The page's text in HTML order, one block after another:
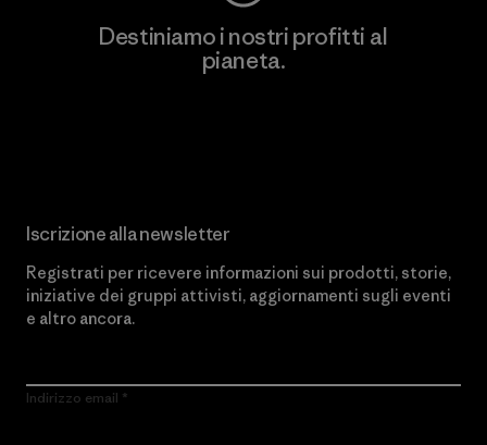
Destiniamo i nostri profitti al
pianeta.
Iscrizione alla newsletter
Registrati per ricevere informazioni sui prodotti, storie,
iniziative dei gruppi attivisti, aggiornamenti sugli eventi
e altro ancora.
Indirizzo email